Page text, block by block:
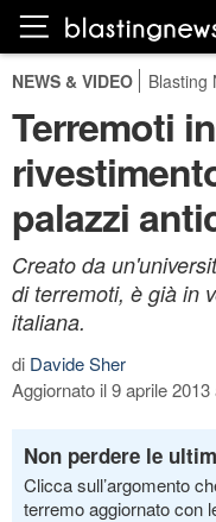
NEWS & VIDEO Blasting
Terremoti
palazzi
Creato da
di terremoti, è già in
italiana.
di Davide Sher
Aggiornato il 9 aprile
Non perdere le
Clicca sull’argomento
terremo aggiornato con